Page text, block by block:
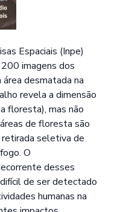
Espaciais (Inpe)
imagens dos
desmatada na
revela a dimensão
floresta), mas não
de floresta são
seletiva de
O
desses
de ser detectado
humanas na